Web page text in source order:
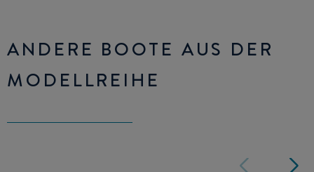
ANDERE BOOTE AUS DER
MODELLREIHE